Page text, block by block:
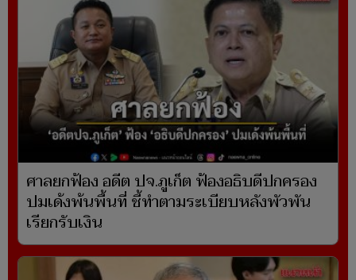
ศาลยกฟ้อง อดีต ปจ.ภูเก็ต ฟ้องอธิบดีปกครอง
ปมเด้งพ้นพื้นที่ ชี้ทำตามระเบียบหลังพัวพัน
เรียกรับเงิน